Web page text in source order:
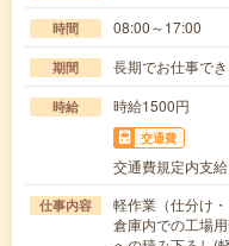
時間 08:00～17:00
期間 長期でお仕事で
時給 時給1500円
交通費
交通費規定内支給
仕事内容
軽作業（仕分け
倉庫内での工場